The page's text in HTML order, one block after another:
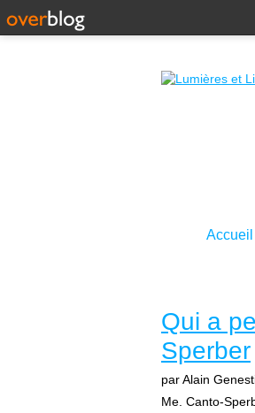
Accueil
Qui a
Sperber
par Alain
Me. Canto-